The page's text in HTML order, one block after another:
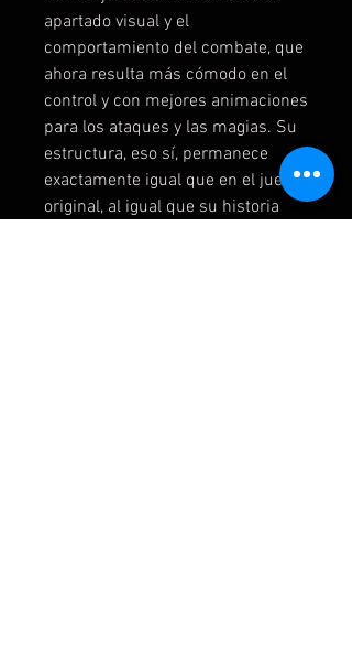
apartado visual y el
comportamiento del combate, que
ahora resulta más cómodo en el
control y con mejores animaciones
para los ataques y las magias. Su
estructura, eso sí, permanece
exactamente igual que en el juego
original, al igual que su historia